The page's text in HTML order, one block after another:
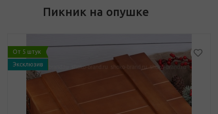
Пикник на опушке
От 5 штук
Эксклюзив